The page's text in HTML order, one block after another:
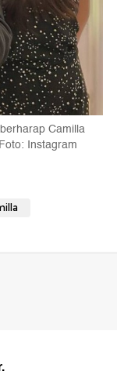
Camilla
Instagram